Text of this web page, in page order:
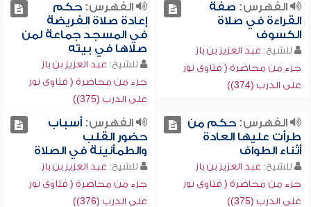
الفهرس: صفة
القراءة في صلاة
الكسوف
للشيخ: عبد العزيز بن باز
جزء من محاضرة ( فتاوى نور
على الدرب (374))
الفهرس:حكم
إعادة صلاة الفريضة
في المسجد جماعة لمن
صلاها في بيته
للشيخ: عبد العزيز بن باز
جزء من محاضرة ( فتاوى نور
على الدرب (375))
الفهرس:حكم من
طرأت عليها العادة
أثناء الطواف
للشيخ: عبد العزيز بن باز
جزء من محاضرة ( فتاوى نور
على الدرب (375))
الفهرس:أسباب
حضور القلب
والطمأنينة في الصلاة
للشيخ: عبد العزيز بن باز
جزء من محاضرة ( فتاوى نور
على الدرب (376))